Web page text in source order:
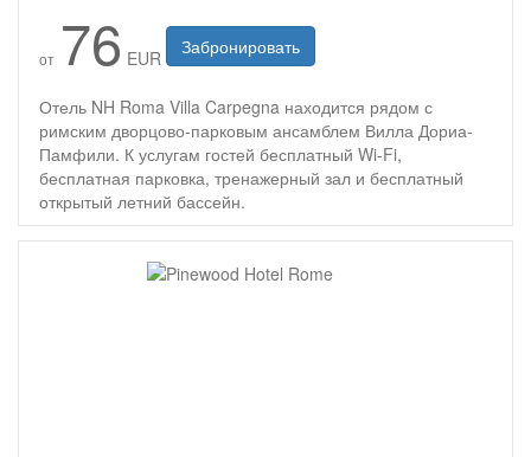
от 76 EUR Забронировать
Отель NH Roma Villa Carpegna находится рядом с
римским дворцово-парковым ансамблем Вилла Дориа-
Памфили. К услугам гостей бесплатный Wi-Fi,
бесплатная парковка, тренажерный зал и бесплатный
открытый летний бассейн.